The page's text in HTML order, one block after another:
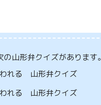
山形弁クイズがあります。
れる 山形弁クイズ
れる 山形弁クイズ